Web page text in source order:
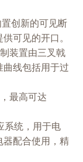
创新的可见断
可见的开口。
装置由三叉戟
线包括用于过
最高可达
系统，用于电
器配合使用，精